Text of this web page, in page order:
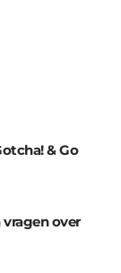
& Go
vragen over